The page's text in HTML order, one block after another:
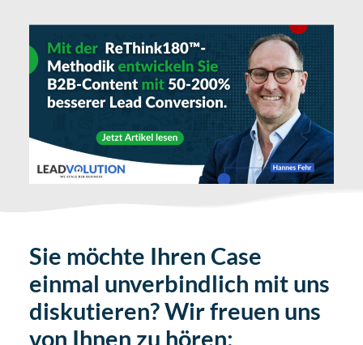
Sie möchte Ihren Case
einmal unverbindlich mit uns
diskutieren? Wir freuen uns
von Ihnen zu hören: